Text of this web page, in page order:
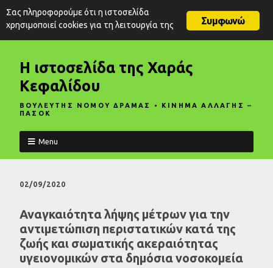
Η ιστοσελίδα της Χαράς
Κεφαλίδου
ΒΟΥΛΕΥΤΗΣ ΝΟΜΟΥ ΔΡΑΜΑΣ • ΚΙΝΗΜΑ ΑΛΛΑΓΗΣ –
ΠΑΣΟΚ
Menu
02/09/2020
Αναγκαιότητα λήψης μέτρων για την
αντιμετώπιση περιστατικών κατά της
ζωής και σωματικής ακεραιότητας
υγειονομικών στα δημόσια νοσοκομεία
Συμφωνώ
Σας πληροφορούμε ότι η ιστοσελίδα
χρησιμοποιεί cookies για τη λειτουργία της